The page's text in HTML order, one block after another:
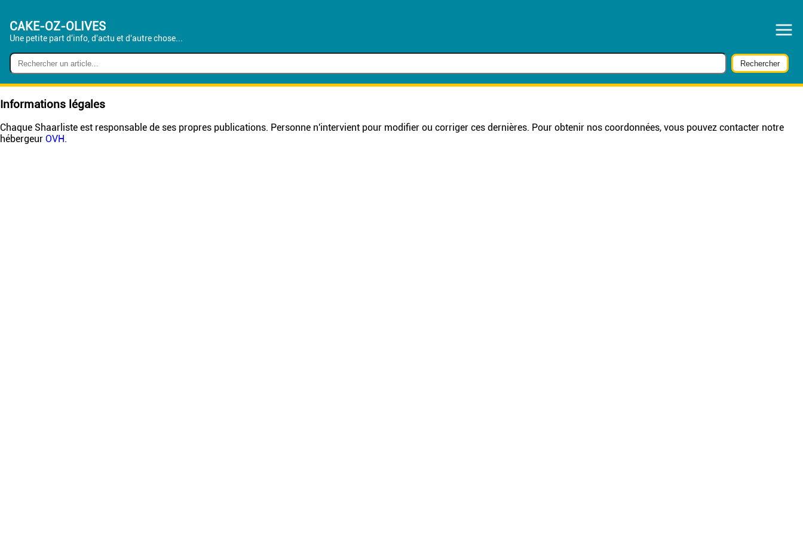
CAKE-OZ-OLIVES
Une petite part d'info, d'actu et d'autre chose...
Informations légales
Chaque Shaarliste est responsable de ses propres publications. Personne n'intervient pour modifier ou corriger ces dernières. Pour obtenir nos coordonnées, vous pouvez contacter notre
hébergeur OVH.